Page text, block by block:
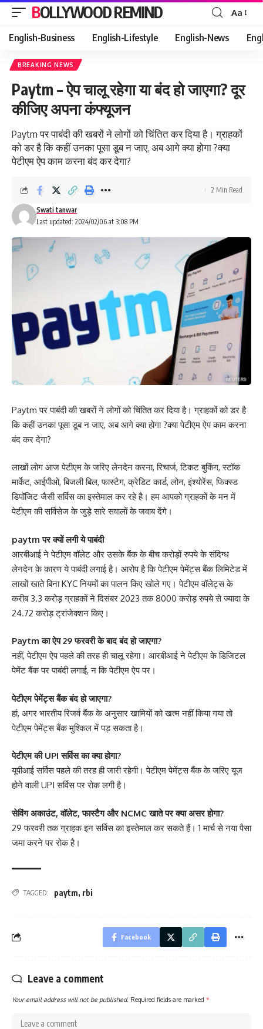
BOLLYWOOD REMIND
Font
Resizer
Aa
English-Business English-Lifestyle English-News
BREAKING NEWS
Paytm – ऐप चालू रहेगा या बंद हो जाएगा? दूर
कीजिए अपना कंफ्यूजन
Paytm पर पाबंदी की खबरों ने लोगों को चिंतित कर दिया है। ग्राहकों
को डर है कि कहीं उनका पूसा डूब न जाए, अब आगे क्या होगा ?क्या
पेटीएम ऐप काम करना बंद कर देगा?
Last updated: 2024/02/06 at 3:08 PM
Swati tanwar
2 Min Read
Paytm पर पाबंदी की खबरों ने लोगों को चिंतित कर दिया है। ग्राहकों को डर है
कि कहीं उनका पूसा डूब न जाए, अब आगे क्या होगा ?क्या पेटीएम ऐप काम करना
बंद कर देगा?
लाखों लोग आज पेटीएम के जरिए लेनदेन करना, रिचार्ज, टिकट बुकिंग, स्टॉक
मार्केट, आईपीओ, बिजली बिल, फास्टैग, क्रेडिट कार्ड, लोन, इंश्योरेंस, फिक्स्ड
डिपॉजिट जैसी सर्विस का इस्तेमाल कर रहे है। हम आपको ग्राहकों के मन में
पेटीएम की सर्विसेज के जुड़े सारे सवालों के जवाब देंगे।
paytm पर क्यों लगी ये पाबंदी
आरबीआई ने पेटीएम वॉलेट और उसके बैंक के बीच करोड़ों रुपये के संदिग्ध
लेनदेन के कारण ये पाबंदी लगाई है। आरोप है कि पेटीएम पेमेंट्स बैंक लिमिटेड में
लाखों खाते बिना KYC नियमों का पालन किए खोले गए। पेटीएम वॉलेट्स के
करीब 3.3 करोड़ ग्राहकों ने दिसंबर 2023 तक 8000 करोड़ रुपये से ज्यादा के
24.72 करोड़ ट्रांजेक्शन किए।
Paytm का ऐप 29 फरवरी के बाद बंद हो जाएगा?
नहीं, पेटीएम ऐप पहले की तरह ही चालू रहेगा। आरबीआई ने पेटीएम के डिजिटल
पेमेंट बैंक पर पाबंदी लगाई, न कि पेटीएम ऐप पर।
पेटीएम पेमेंट्स बैंक बंद हो जाएगा?
हां, अगर भारतीय रिजर्व बैंक के अनुसार खामियों को खत्म नहीं किया गया तो
पेटीएम पेमेंट्स बैंक मुश्किल में पड़ सकता है।
पेटीएम की UPI सर्विस का क्या होगा?
यूपीआई सर्विस पहले की तरह ही जारी रहेगी। पेटीएम पेमेंट्स बैंक के जरिए यूज
होने वाली UPI सर्विस पर रोक लगी है।
सेविंग अकाउंट, वॉलेट, फास्टैग और NCMC खाते पर क्या असर होगा?
29 फरवरी तक ग्राहक इन सर्विस का इस्तेमाल कर सकते हैं। 1 मार्च से नया पैसा
जमा करने पर रोक है।
TAGGED: paytm, rbi
Facebook
Leave a comment
Your email address will not be published. Required fields are marked *